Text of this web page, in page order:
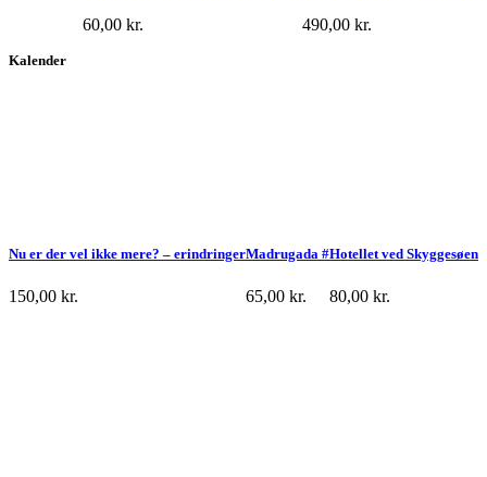
490,00 kr.
60,00 kr.
Hotellet ved Skyggesøen
80,00 kr.
Madrugada #
65,00 kr.
Nu er der vel ikke mere? – erindringer
150,00 kr.
Kalender